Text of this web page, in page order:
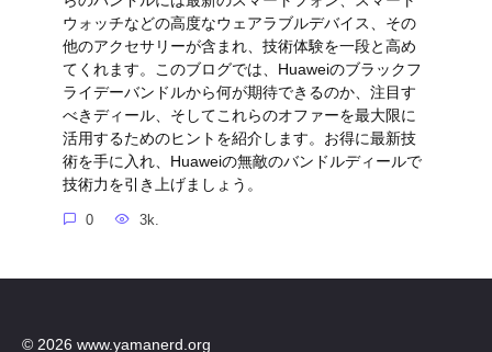
ウォッチなどの高度なウェアラブルデバイス、その
他のアクセサリーが含まれ、技術体験を一段と高め
てくれます。このブログでは、Huaweiのブラックフ
ライデーバンドルから何が期待できるのか、注目す
べきディール、そしてこれらのオファーを最大限に
活用するためのヒントを紹介します。お得に最新技
術を手に入れ、Huaweiの無敵のバンドルディールで
技術力を引き上げましょう。
0 3k.
© 2026 www.yamanerd.org